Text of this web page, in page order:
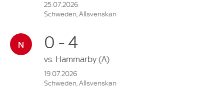
25.07.2026
Schweden, Allsvenskan
0 - 4
vs. Hammarby (A)
19.07.2026
Schweden, Allsvenskan